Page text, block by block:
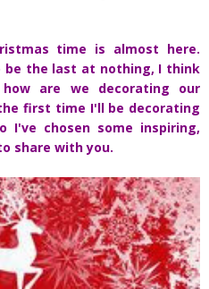
time is almost here.
be the last at nothing, I think
are we decorating our
first time I'll be decorating
I've chosen some inspiring,
share with you.